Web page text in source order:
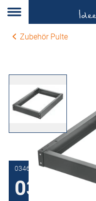
Zubehör Pulte
0346-1001-26-17
0346